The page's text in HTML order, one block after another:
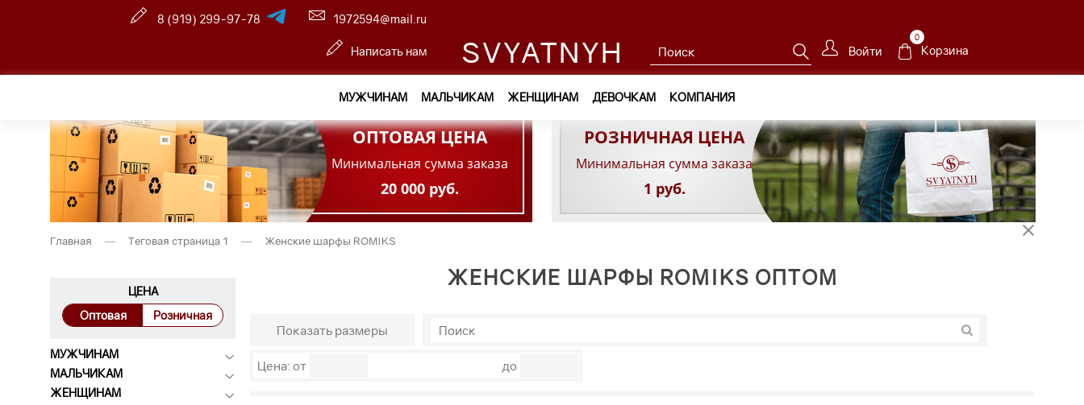
8 (919) 299-97-78 1972594@mail.ru
Написать нам SVYATNYH Войти
0
Корзина
МУЖЧИНАМ МАЛЬЧИКАМ ЖЕНЩИНАМ ДЕВОЧКАМ КОМПАНИЯ
ОПТОВАЯ ЦЕНА
Минимальная сумма заказа
20 000 руб.
РОЗНИЧНАЯ ЦЕНА
Минимальная сумма заказа
1 руб.
Главная — Теговая страница 1 — Женские шарфы ROMIKS
ЖЕНСКИЕ ШАРФЫ ROMIKS ОПТОМ
Показать размеры
Цена: от до
ЦЕНА
Оптовая
Розничная
МУЖЧИНАМ
МАЛЬЧИКАМ
ЖЕНЩИНАМ